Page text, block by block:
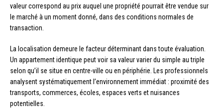
valeur correspond au prix auquel une propriété pourrait être vendue sur
le marché à un moment donné, dans des conditions normales de
transaction.
La localisation demeure le facteur déterminant dans toute évaluation.
Un appartement identique peut voir sa valeur varier du simple au triple
selon qu’il se situe en centre-ville ou en périphérie. Les professionnels
analysent systématiquement l’environnement immédiat : proximité des
transports, commerces, écoles, espaces verts et nuisances
potentielles.